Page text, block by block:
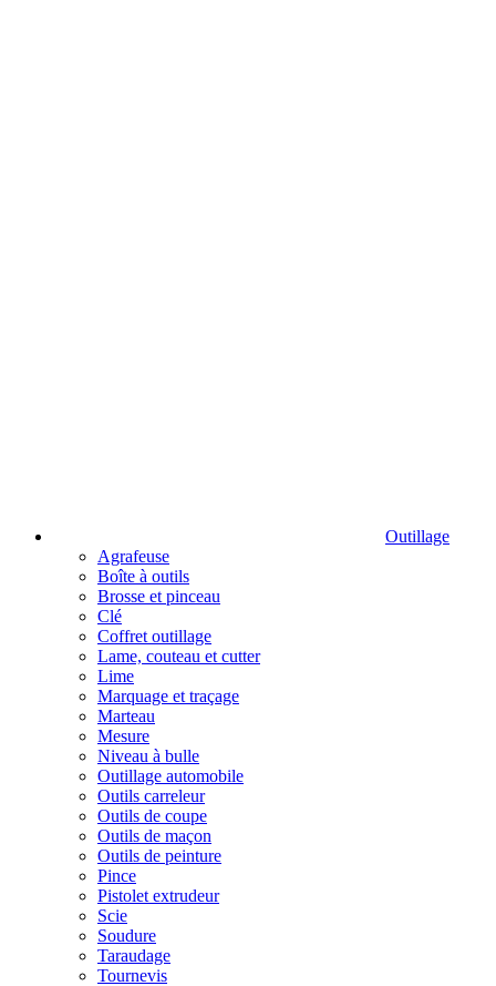
Outillage
Agrafeuse
Boîte à outils
Brosse et pinceau
Clé
Coffret outillage
Lame, couteau et cutter
Lime
Marquage et traçage
Marteau
Mesure
Niveau à bulle
Outillage automobile
Outils carreleur
Outils de coupe
Outils de maçon
Outils de peinture
Pince
Pistolet extrudeur
Scie
Soudure
Taraudage
Tournevis